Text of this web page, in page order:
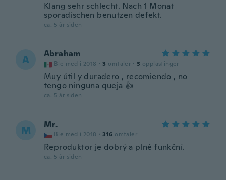
Klang sehr schlecht. Nach 1 Monat
sporadischen benutzen defekt.
ca. 5 år siden
A Abraham
Ble med i 2018 · 3 omtaler · 3 opplastinger
Muy útil y duradero , recomiendo , no
tengo ninguna queja 👍
ca. 5 år siden
M Mr.
Ble med i 2018 · 316 omtaler
Reproduktor je dobrý a plně funkční.
ca. 5 år siden